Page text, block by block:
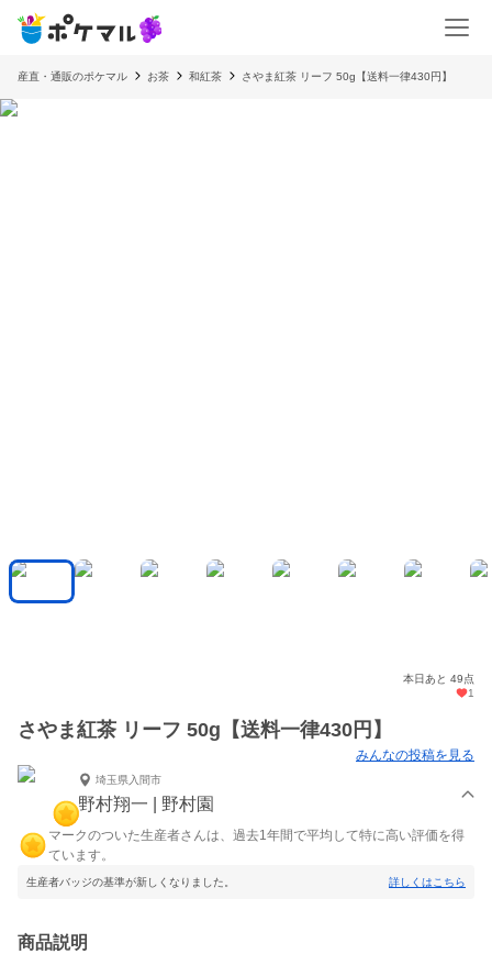
産直・通販のポケマル お茶 和紅茶 さやま紅茶 リーフ 50g【送料一律430円】
本日あと 49点
1
さやま紅茶 リーフ 50g【送料一律430円】
みんなの投稿を見る
埼玉県入間市
野村翔一 | 野村園
マークのついた生産者さんは、過去1年間で平均して特に高い評価を得
ています。
生産者バッジの基準が新しくなりました。 詳しくはこちら
商品説明